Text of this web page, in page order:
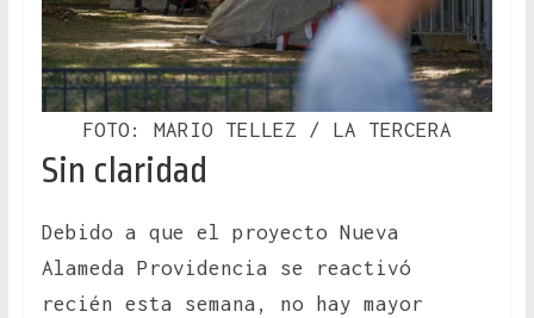
FOTO: MARIO TELLEZ / LA TERCERA
Sin claridad
Debido a que el proyecto Nueva
Alameda Providencia se reactivó
recién esta semana, no hay mayor